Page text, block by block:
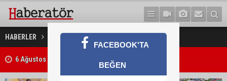
HABERLER TÜRKİYE Boydak Holding'in adı değişti
Bıçaklı kavga ölümle sonuçlandı
FACEBOOK'TA
BEĞEN